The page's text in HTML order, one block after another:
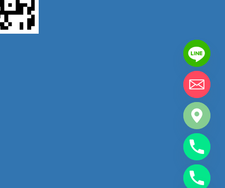
chaty